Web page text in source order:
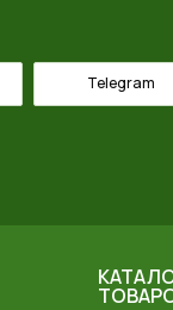
Telegram